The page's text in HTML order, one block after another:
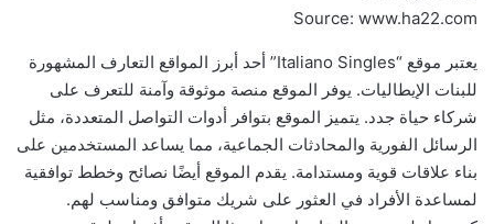
Source: www.ha22.com
يعتبر موقع “Italiano Singles” أحد أبرز المواقع التعارف المشهورة
للبنات الإيطاليات. يوفر الموقع منصة موثوقة وآمنة للتعرف على
شركاء حياة جدد. يتميز الموقع بتوافر أدوات التواصل المتعددة، مثل
الرسائل الفورية والمحادثات الجماعية، مما يساعد المستخدمين على
بناء علاقات قوية ومستدامة. يقدم الموقع أيضًا نصائح وخطط توافقية
لمساعدة الأفراد في العثور على شريك متوافق ومناسب لهم.